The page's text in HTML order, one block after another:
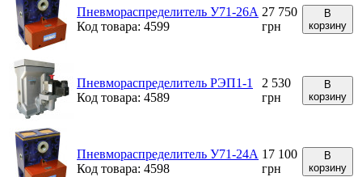
Пневмораспределитель У71-26А
Код товара: 4599
27 750
грн
В
корзину
Пневмораспределитель РЭП1-1
Код товара: 4589
2 530
грн
В
корзину
Пневмораспределитель У71-24А
Код товара: 4598
17 100
грн
В
корзину